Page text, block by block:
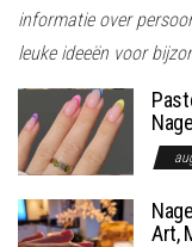
informatie over
leuke ideeën voor
Art,